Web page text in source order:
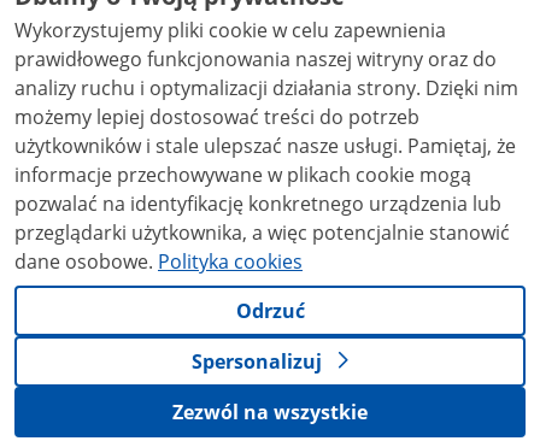
Creative Commons: uznanie autorstwa użycie
niekomercyjne - bez utworów zależnych 4.0 (CC BY-
NC-ND 4.0), o ile nie jest to stwierdzone inaczej.
Wykorzystujemy pliki cookie w celu zapewnienia
prawidłowego funkcjonowania naszej witryny oraz do
analizy ruchu i optymalizacji działania strony. Dzięki nim
możemy lepiej dostosować treści do potrzeb
użytkowników i stale ulepszać nasze usługi. Pamiętaj, że
informacje przechowywane w plikach cookie mogą
pozwalać na identyfikację konkretnego urządzenia lub
przeglądarki użytkownika, a więc potencjalnie stanowić
dane osobowe. Polityka cookies
Odrzuć
Spersonalizuj
Zezwól na wszystkie